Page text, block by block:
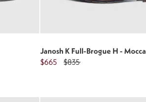
Janosh K Full-Brogue H - Mocca
$665
$835